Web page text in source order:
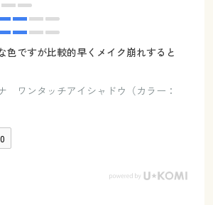
色ですが比較的早くメイク崩れすると
ワンタッチアイシャドウ（カラー：
0